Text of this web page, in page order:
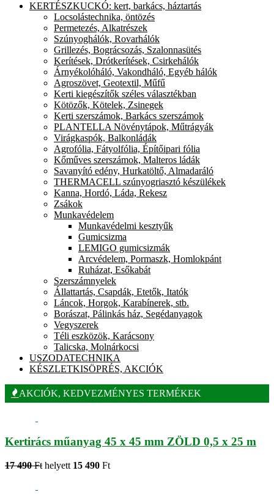
KERTÉSZKUCKÓ: kert, barkács, háztartás
Locsolástechnika, öntözés
Permetezés, Alkatrészek
Szúnyoghálók, Rovarhálók
Grillezés, Bográcsozás, Szalonnasütés
Kerítések, Drótkerítések, Csirkehálók
Árnyékolóháló, Vakondháló, Egyéb hálók
Agroszövet, Geotextil, Műfű
Kerti kiegészítők széles választékban
Kötözők, Kötelek, Zsinegek
Kerti szerszámok, Barkács szerszámok
PLANTELLA Növénytápok, Műtrágyák
Virágkaspók, Balkonládák
Agrofólia, Fátyolfólia, Építőipari fólia
Kőműves szerszámok, Malteros ládák
Savanyító edény, Hurkatöltő, Almadaráló
THERMACELL szúnyogriasztó készülékek
Kanna, Hordó, Láda, Rekesz
Zsákok
Munkavédelem
Munkavédelmi kesztyűk
Gumicsizma
LEMIGO gumicsizmák
Arcvédelem, Pormaszk, Homlokpánt
Ruházat, Esőkabát
Szerszámnyelek
Állattartás, Csapdák, Etetők, Itatók
Láncok, Horgok, Karabínerek, stb.
Borászat, Pálinkás ház, Segédanyagok
Vegyszerek
Téli eszközök, Karácsony
Talicska, Molnárkocsi
USZODATECHNIKA
KÉSZLETKISÖPRÉS, AKCIÓK
AKCIÓK, KEDVEZMÉNYES TERMÉKEK
Kertirács műanyag 45 x 45 mm ZÖLD 0,5 x 25 m
17 490 Ft helyett 15 490 Ft